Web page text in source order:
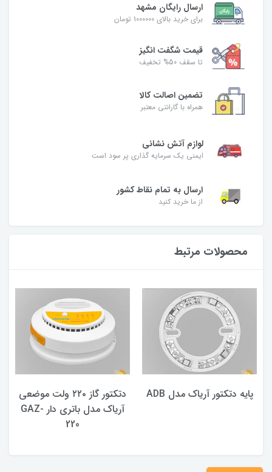
ارسال رایگان مشهد
برای خرید بالای 1000000 تومان
قیمت شگفت‌ انگیز
تا سقف 50% تخفیف
تضمین اصالت کالا
همراه با گارانتی معتبر
لوازم آتش نشانی
ایمنی یک سرمایه گذاری پر سود است
ارسال به تمام نقاط کشور
از ما خرید کنید
محصولات مرتبط
پایه دتکتور آریاک مدل ADB
دتکتور گاز ۲۲۰ ولت موضعی
آریاک مدل باتری دار GAZ-
220